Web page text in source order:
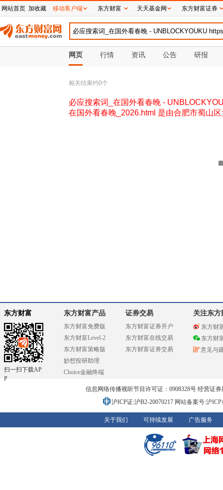
网页 行情 资讯 公告 研报
相关结果约0个
必应搜索词_在国外看春晚 -
在国外看春晚_2026.html 是由合肥市蜀山
东方财富
扫一扫下载AP
P
东方财富产品
东方财富免费版
东方财富Level-2
东方财富策略版
妙想投研助理
Choice金融终端
证券交易
东方财富证券开户
东方财富在线交易
东方财富证券交易
关注东方
东方财
东方财
意见与
信息网络传播视听节目许可证：0908328号 经营证
沪ICP证:沪B2-20070217 网站备案号:沪
关于我们 可持续发展 广告服务
网站首页 加收藏 移动客户端 东方财富 天天基金网 东方财富证券